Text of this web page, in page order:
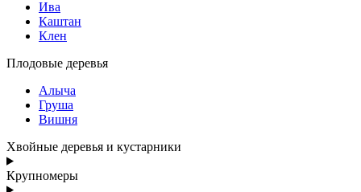
Ива
Каштан
Клен
Плодовые деревья
Алыча
Груша
Вишня
Хвойные деревья и кустарники
Крупномеры